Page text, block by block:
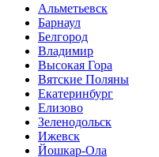
Альметьевск
Барнаул
Белгород
Владимир
Высокая Гора
Вятские Поляны
Екатеринбург
Елизово
Зеленодольск
Ижевск
Йошкар-Ола